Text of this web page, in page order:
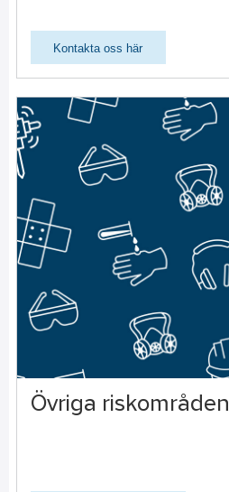
Kontakta oss här
Övriga riskområden